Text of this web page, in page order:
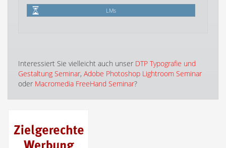
LMs
Interessiert Sie vielleicht auch unser DTP Typografie und
Gestaltung Seminar, Adobe Photoshop Lightroom Seminar
oder Macromedia FreeHand Seminar?